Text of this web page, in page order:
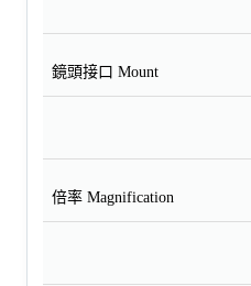
鏡頭接口 Mount
倍率 Magnification